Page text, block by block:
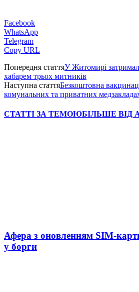
Facebook
WhatsApp
Telegram
Copy URL
Попередня статтяУ Житомирі
хабарем трьох митників
Наступна статтяБезкоштовна
комунальних та приватних
СТАТТІ ЗА ТЕМОЮБІЛЬШЕ ВІД
Афера з оновленням SIM-
у борги